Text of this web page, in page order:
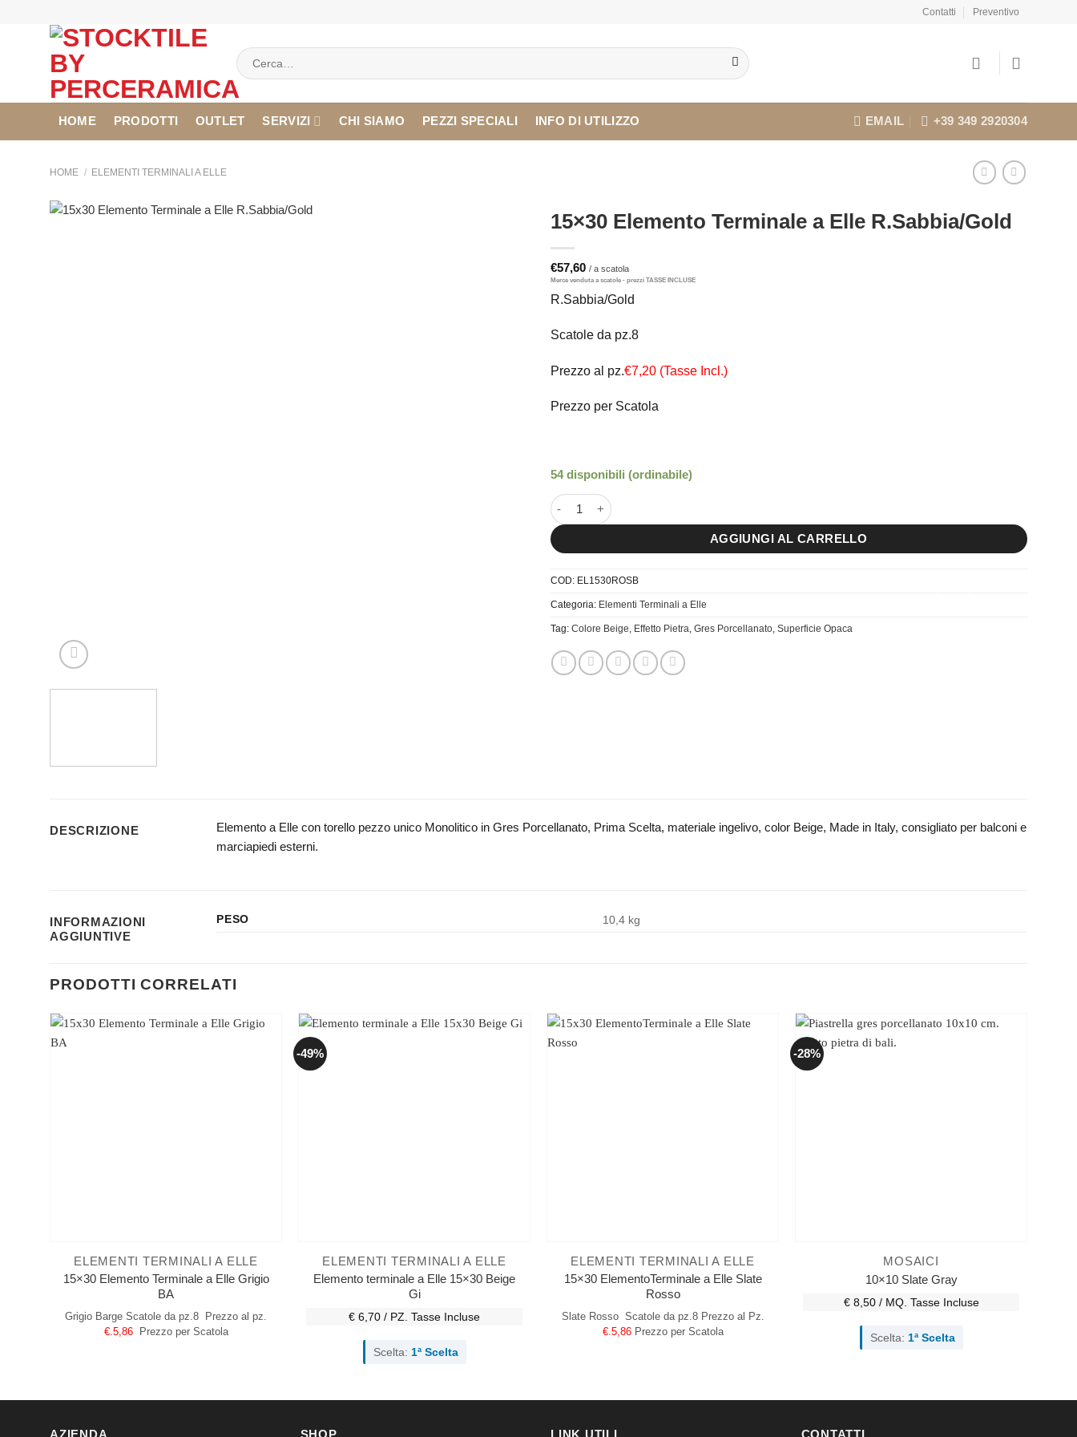
Contatti Preventivo
Cerca:
HOME PRODOTTI OUTLET SERVIZI CHI SIAMO PEZZI SPECIALI INFO DI UTILIZZO EMAIL +39 349 2920304
HOME / ELEMENTI TERMINALI A ELLE
15×30 Elemento Terminale a Elle R.Sabbia/Gold
€57,60
R.Sabbia/Gold
Scatole da pz.8
Prezzo al pz.€7,20 (Tasse Incl.)
Prezzo per Scatola
54 disponibili (ordinabile)
15x30 Elemento Terminale a Elle R.Sabbia/Gold quantità
AGGIUNGI AL CARRELLO
COD: EL1530ROSB
Categoria: Elementi Terminali a Elle
Tag: Colore Beige, Effetto Pietra, Gres Porcellanato, Superficie Opaca
DESCRIZIONE
Elemento a Elle con torello pezzo unico Monolitico in Gres Porcellanato, Prima Scelta, materiale ingelivo, color Beige, Made in Italy, consigliato per balconi e
marciapiedi esterni.
INFORMAZIONI
AGGIUNTIVE
PESO 10,4 kg
PRODOTTI CORRELATI
ELEMENTI TERMINALI A ELLE
15×30 Elemento Terminale a Elle Grigio
BA
Grigio Barge Scatole da pz.8
Prezzo al pz.
€.5,86
Prezzo per Scatola
-49%
ELEMENTI TERMINALI A ELLE
Elemento terminale a Elle 15×30 Beige
Gi
€ 6,70 / PZ. Tasse Incluse
Scelta: 1ª Scelta
ELEMENTI TERMINALI A ELLE
15×30 ElementoTerminale a Elle Slate
Rosso
Slate Rosso Scatole da pz.8 Prezzo al Pz.
€.5,86 Prezzo per Scatola
-28%
MOSAICI
10×10 Slate Gray
€ 8,50 / MQ. Tasse Incluse
Scelta: 1ª Scelta
AZIENDA SHOP LINK UTILI CONTATTI